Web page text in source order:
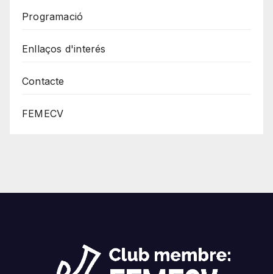
Programació
Enllaços d'interés
Contacte
FEMECV